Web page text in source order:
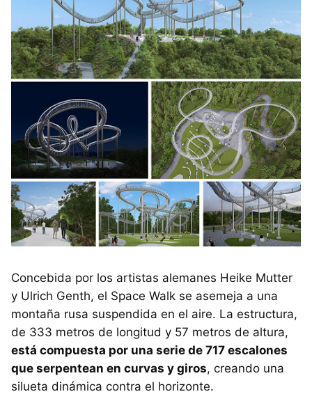
Concebida por los artistas alemanes Heike Mutter
y Ulrich Genth, el Space Walk se asemeja a una
montaña rusa suspendida en el aire. La estructura,
de 333 metros de longitud y 57 metros de altura,
está compuesta por una serie de 717 escalones
que serpentean en curvas y giros, creando una
silueta dinámica contra el horizonte.